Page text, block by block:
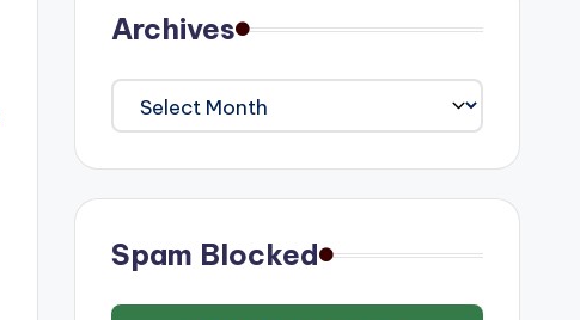
Archives
Archives
Spam Blocked